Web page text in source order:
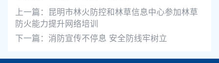
上一篇： 昆明市林火防控和林草信息中心参加林草
防火能力提升网络培训
下一篇： 消防宣传不停息 安全防线牢树立